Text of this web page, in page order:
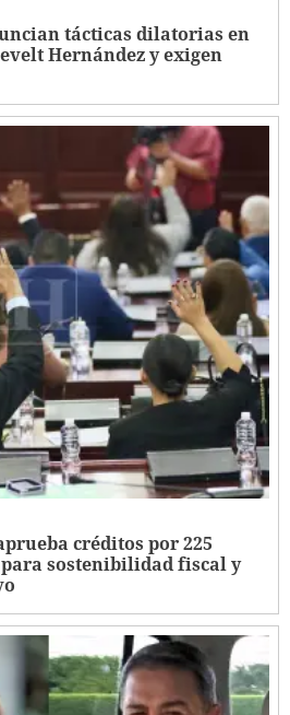
tácticas dilatorias en
Hernández y exigen
créditos por 225
sostenibilidad fiscal y